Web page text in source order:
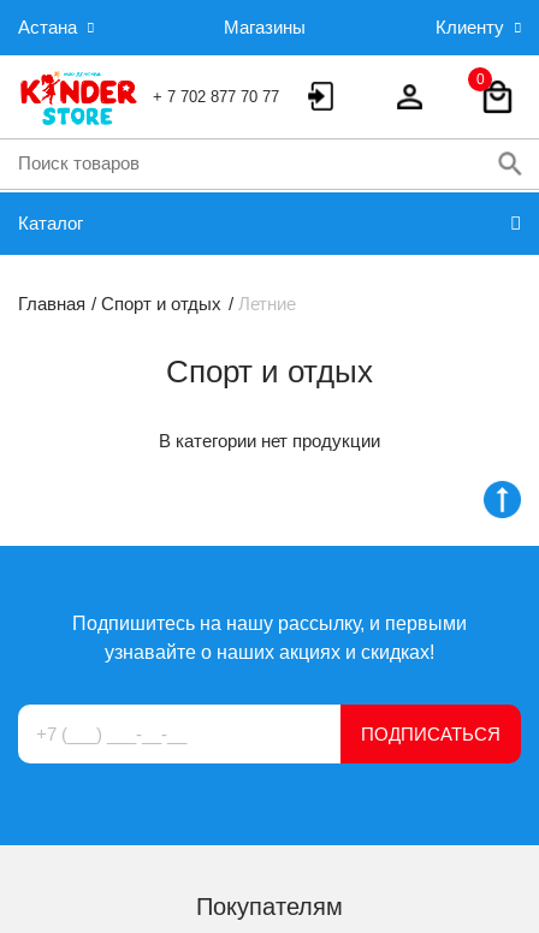
Астана Магазины Клиенту
+ 7 702 877 70 77
0
Каталог
Главная Спорт и отдых Летние
Спорт и отдых
В категории нет продукции
Подпишитесь на нашу рассылку, и первыми
узнавайте о наших акциях и скидках!
ПОДПИСАТЬСЯ
Покупателям